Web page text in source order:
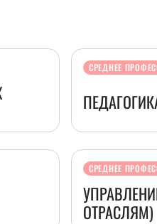
СРЕДНЕЕ
СРЕДНЕЕ
ОТРАСЛЯМ)